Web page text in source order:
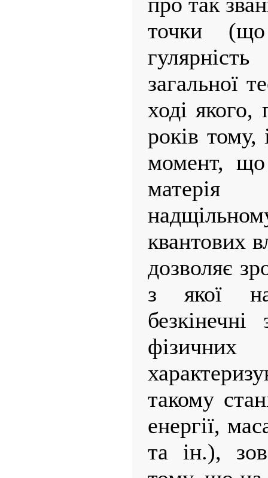
точки
загальної
ході
років тому,
момент, що
квантових
дозволяє
з якої
такому
енергії,
та ін.),